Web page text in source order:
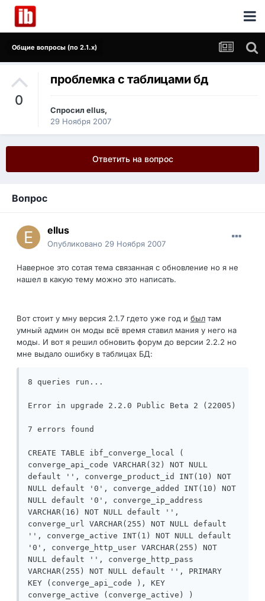
Общие вопросы (по 2.1.x)
0
проблемка с таблицами бд
Спросил ellus,
29 Ноября 2007
Ответить на вопрос
Вопрос
ellus
Опубликовано 29 Ноября 2007
Наверное это сотая тема связанная с обновление но я не
нашел в какую тему можно это написать.
Вот стоит у мну версия 2.1.7 гдето уже год и был там
умный админ он моды всё время ставил мания у него на
моды. И вот я решил обновить форум до версии 2.2.2 но
мне выдало ошибку в таблицах БД:
8 queries run...
Error in upgrade 2.2.0 Public Beta 2 (22005)
7 errors found
CREATE TABLE ibf_converge_local (
converge_api_code VARCHAR(32) NOT NULL
default '', converge_product_id INT(10) NOT
NULL default '0', converge_added INT(10) NOT
NULL default '0', converge_ip_address
VARCHAR(16) NOT NULL default '',
converge_url VARCHAR(255) NOT NULL default
'', converge_active INT(1) NOT NULL default
'0', converge_http_user VARCHAR(255) NOT
NULL default '', converge_http_pass
VARCHAR(255) NOT NULL default '', PRIMARY
KEY (converge_api_code ), KEY
converge_active (converge_active) )